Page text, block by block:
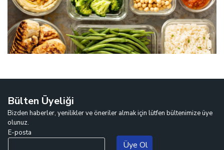
Bülten Üyeliği
Bizden haberler, yenilikler ve öneriler almak için lütfen bültenimize üye
olunuz.
E-posta